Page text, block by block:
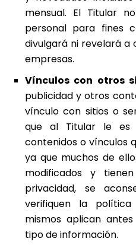
mensual. El Titular
personal para fines
divulgará ni revelará a
empresas.
Vínculos con otros
publicidad y otros
vínculo con sitios o
que al Titular le es
contenidos o vínculos
ya que muchos de
modificados y
privacidad, se
verifiquen la
mismos aplican
tipo de información.